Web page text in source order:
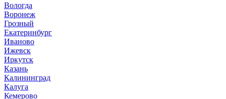
Вологда
Воронеж
Грозный
Екатеринбург
Иваново
Ижевск
Иркутск
Казань
Калининград
Калуга
Кемерово